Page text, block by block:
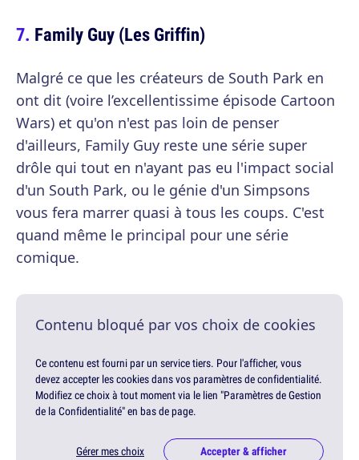
Family Guy (Les Griffin)
Malgré ce que les créateurs de South Park en
ont dit (voire l’excellentissime épisode Cartoon
Wars) et qu'on n'est pas loin de penser
d'ailleurs, Family Guy reste une série super
drôle qui tout en n'ayant pas eu l'impact social
d'un South Park, ou le génie d'un Simpsons
vous fera marrer quasi à tous les coups. C'est
quand même le principal pour une série
comique.
Contenu bloqué par vos choix de cookies
Ce contenu est fourni par un service tiers. Pour l'afficher, vous
devez accepter les cookies dans vos paramètres de confidentialité.
Modifiez ce choix à tout moment via le lien "Paramètres de Gestion
de la Confidentialité" en bas de page.
Gérer mes choix Accepter & afficher